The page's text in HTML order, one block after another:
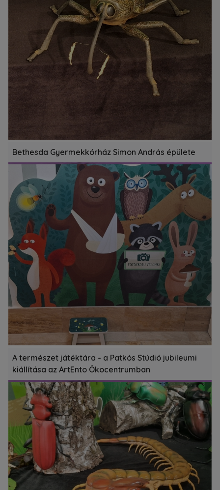
Bethesda Gyermekkórház Simon András épülete
A természet játéktára - a Patkós Stúdió jubileumi
kiállítása az ArtEnto Ökocentrumban